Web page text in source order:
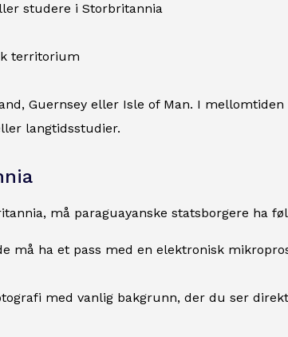
studere i Storbritannia
territorium
Guernsey eller Isle of Man. I
langtidsstudier.
må paraguayanske statsborgere ha
må ha et pass med en elektronisk
med vanlig bakgrunn, der du ser